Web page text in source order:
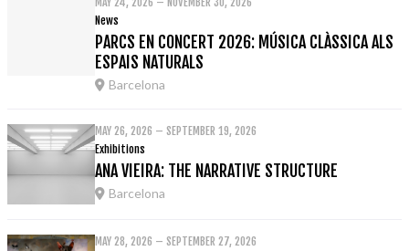
News
PARCS EN CONCERT 2026: MÚSICA CLÀSSICA ALS
ESPAIS NATURALS
Barcelona
MAY 26, 2026 – SEPTEMBER 19, 2026
Exhibitions
ANA VIEIRA: THE NARRATIVE STRUCTURE
Barcelona
MAY 28, 2026 – SEPTEMBER 27, 2026